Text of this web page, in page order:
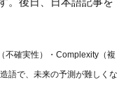
不確実性）・Complexity（複
語で、未来の予測が難しくな